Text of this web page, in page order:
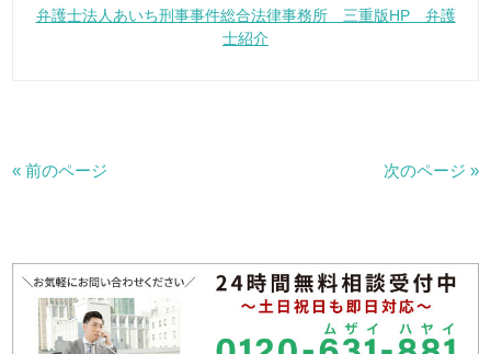
弁護士法人あいち刑事事件総合法律事務所 三重版HP 弁護
士紹介
« 前のページ 次のページ »